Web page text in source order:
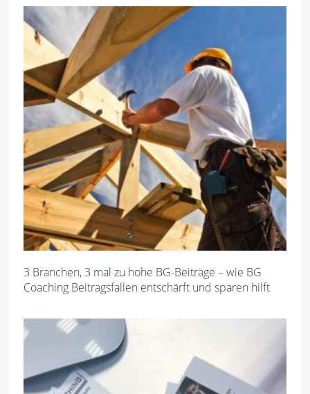
3 Branchen, 3 mal zu hohe BG-Beiträge – wie BG
Coaching Beitragsfallen entschärft und sparen hilft